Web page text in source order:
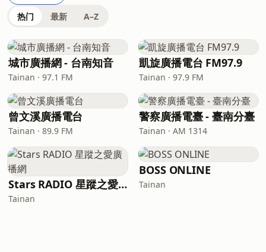
热门 最新 A–Z
城市廣播網 - 台南知音
Tainan · 97.1 FM
凱旋廣播電台 FM97.9
Tainan · 97.9 FM
曾文溪廣播電台
Tainan · 89.9 FM
警察廣播電臺 - 臺南分臺
Tainan · AM 1314
Stars RADIO 星蹤之愛廣播網
Tainan
BOSS ONLINE
Tainan